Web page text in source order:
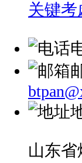
关键考
山东